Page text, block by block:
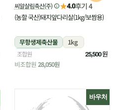
씨알살림축산(주) ★4.0후기 4
(농할 국산)돼지앞다리살(1kg/보쌈용)
무항생제축산물
1kg
냉장
조합원 25,500원
비조합원 28,050원
바우처